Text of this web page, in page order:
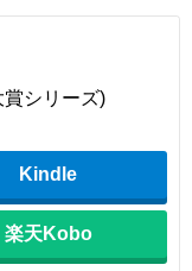
シリーズ)
Kindle
楽天Kobo